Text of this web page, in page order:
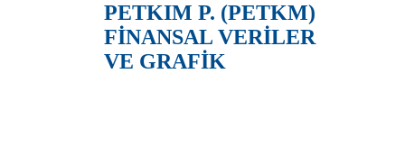
PETKIM P. (PETKM)
FİNANSAL VERİLER
VE GRAFİK